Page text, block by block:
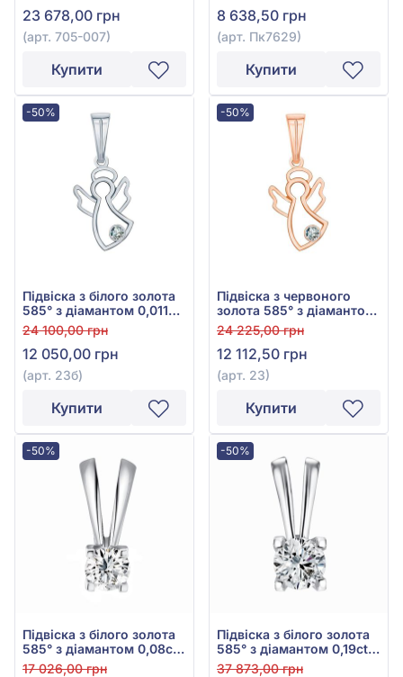
23 678,00 грн
(арт. 705-007)
Купити
8 638,50 грн
(арт. Пк7629)
Купити
-50%
Підвіска з білого золота
585° з діамантом 0,011ct,
арт. 23б
24 100,00 грн
12 050,00 грн
(арт. 23б)
Купити
-50%
Підвіска з червоного
золота 585° з діамантом
0,012ct, арт. 23
24 225,00 грн
12 112,50 грн
(арт. 23)
Купити
-50%
Підвіска з білого золота
585° з діамантом 0,08ct,
арт. Пк7629/1
17 026,00 грн
-50%
Підвіска з білого золота
585° з діамантом 0,19ct,
арт. Пк7645/1
37 873,00 грн